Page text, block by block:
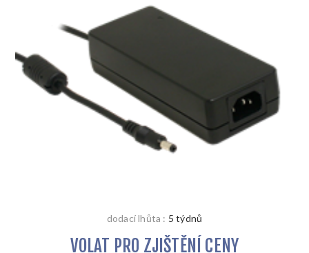
dodací lhůta : 5 týdnů
VOLAT PRO ZJIŠTĚNÍ CENY